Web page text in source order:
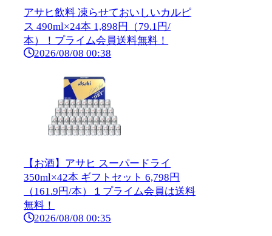
アサヒ飲料 凍らせておいしいカルピ
ス 490ml×24本 1,898円（79.1円/
本）！プライム会員送料無料！
2026/08/08 00:38
【お酒】アサヒ スーパードライ
350ml×42本 ギフトセット 6,798円
（161.9円/本）１プライム会員は送料
無料！
2026/08/08 00:35